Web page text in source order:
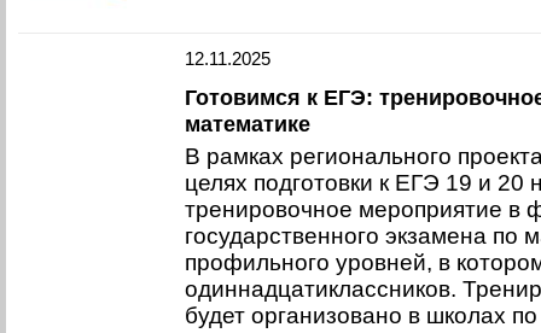
12.11.2025
Готовимся к ЕГЭ:
математике
В рамках регионального
целях подготовки к ЕГЭ 19 и 20
тренировочное мероприятие в
государственного экзамена по
профильного уровней, в
одиннадцатиклассников.
будет организовано в школах